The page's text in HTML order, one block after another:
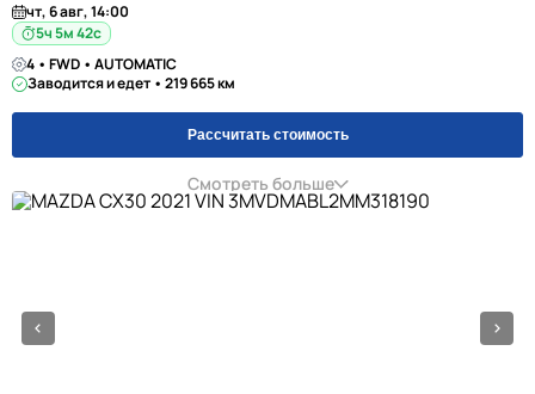
чт, 6 авг, 14:00
5ч 5м 42с
4 • FWD • AUTOMATIC
Заводится и едет • 219 665 км
Рассчитать стоимость
Смотреть больше